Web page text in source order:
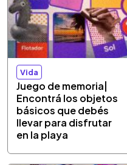
Vida
Juego de memoria|
Encontrá los objetos
básicos que debés
llevar para disfrutar
en la playa